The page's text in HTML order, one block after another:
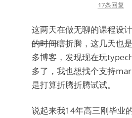
17条回复
这两天在做无聊的课程设
的时间瞎折腾，这几天也
多博客，发现现在玩
多了，我也想找个支持
是打算折腾折腾试试。
说起来我14年高三刚毕业